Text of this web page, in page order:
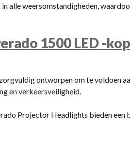
weersomstandigheden,
1500 LED -
ontworpen om te voldoen
en verkeersveiligheid.
Projector Headlights bieden een